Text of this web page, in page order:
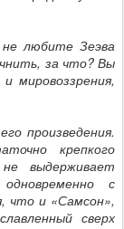
любите Зеэва
за что? Вы
мировоззрения,
произведения.
крепкого
выдерживает
с
что и «Самсон»,
сверх